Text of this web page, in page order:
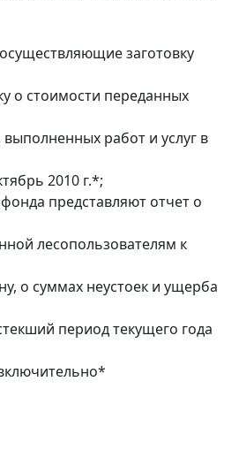
заготовку
о стоимости переданных
работ и услуг в
2010 г.*;
представляют отчет о
лесопользователям к
о суммах неустоек и ущерба
период текущего года